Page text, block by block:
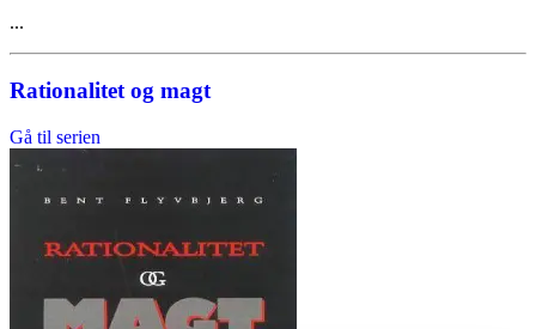
...
Rationalitet og magt
Gå til serien